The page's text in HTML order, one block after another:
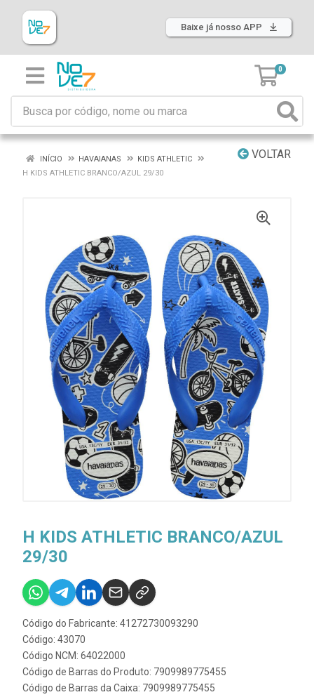
Baixe já nosso APP
0
VOLTAR
INÍCIO HAVAIANAS
KIDS ATHLETIC
H KIDS ATHLETIC BRANCO/AZUL 29/30
H KIDS ATHLETIC BRANCO/AZUL
29/30
Código do Fabricante: 41272730093290
Código: 43070
Código NCM: 64022000
Código de Barras do Produto: 7909989775455
Código de Barras da Caixa: 7909989775455